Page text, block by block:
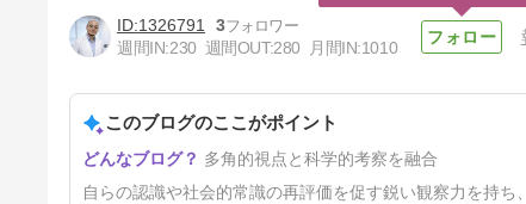
再考をする 105 2026/7/24～
2025/7/25
14日前
1326791
3
週間IN:230 週間OUT:280 月間IN:1010
このブログのここがポイント
多角的視点と科学的考察を融合
自らの認識や社会的常識の再評価を促す鋭い観察力を持